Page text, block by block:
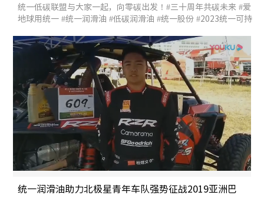
统一低碳联盟与大家一起，向零碳出发！#三十周年共碳未来 #爱
地球用统一 #统一润滑油 #低碳润滑油 #统一股份 #2023统一可持
统一润滑油助力北极星青年车队强势征战2019亚洲巴